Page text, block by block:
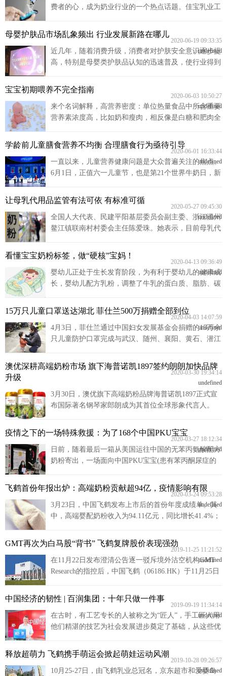
费者的心，成为奶业行业的一个热点话题。佳宝乳业工
求，佳宝物流300余辆冷链配送车辆满足省内各地乳制
品配送，保证省内3000余家超市门店的新鲜乳制品供应
需求。
母婴护肤品市场乱象频出 行业发展新路在哪儿
近几年，随着消费升级，消费者对护肤安全意识逐步提
高，特别是母婴类护肤品认知的迅速普及，使行业得到
统一标准，有不少母婴护肤品频被曝出含有荧光剂、重
金属超标、滥用激素抗生素等，给消费者带来诸多隐
忧。
undefined
2020-06-19 09:33:35
宝宝初期喂养不完全指南
来个名词解释，高营养密度：单位热量食品中所含重要
营养素浓度高，比如奶和瘦肉，相反像是白糖和肥肉全
是说，制作辅食的食材要选营养密度高的食物，哪些食
物满足这个要求呢，7-24月龄平衡膳食宝塔里找找看。
undefined
2020-06-03 10:50:27
学龄前儿童膳食营养不均衡 合理膳食行为亟待引导
一直以来，儿童营养健康问题是大众普遍关注的焦点。
6月1日，正值六一儿童节，也是第21个世界牛奶日，新
营养健康 提升乳制品科学认知”为主题，开展2020世界
牛奶日·关注儿童营养健康研讨会。
undefined
2020-06-01 16:33:44
让母乳代用品监管有法可依 有标准可循
全国人大代表、民建平阳基层委员会副主委、浙江温州
鳌江镇联南村村委会主任陈爱珠。她表示，目前母乳代
健全、监管责任落实不到位、监管部门权能分散等问
题。
undefined
2020-05-27 09:45:30
看懂宝宝奶粉标签，做“硬核”宝妈！
婴幼儿正处于生长发育阶段，为有利于婴幼儿的健康成
长，婴幼儿配方乳粉，调整了牛乳的蛋白质、脂肪、碳
分，综合起来有几十种营养素。
undefined
2020-04-13 09:36:49
15万只儿童口罩送达湖北 菲仕兰500万捐赠全部到位
4月3日，菲仕兰通过中国妇女发展基金会捐赠的15万余
只儿童防护口罩完成与武汉、随州、襄阳、黄石、潜江
北省早教托育协会等机构发放到位，用于帮助加强当地
儿童日常防护。
undefined
2020-04-03 14:07:59
澳优深耕高端奶粉市场 旗下海普诺凯1897签约朗朗加快品牌
升级
3月30日，澳优旗下高端奶粉品牌海普诺凯1897正式宣
布国际著名钢琴家郎朗成为其首位全球形象代言人。
undefined
2020-03-30 19:34:14
疫情之下的一场特殊救援：为了168个中国PKU宝宝
日前，随着最后一箱从美国运往中国的无苯丙氨酸配方
奶粉寄出，一场面向中国PKU宝宝(患有苯丙酮尿症的
前，新冠肺炎疫情在中国肆虐时，美赞臣中国接到来自
七色堇罕见病联盟的一条求助信息——受疫情下物流受
阻的影响，中国一批苯丙酮尿症宝宝正面临“断粮”危
机。
undefined
2020-03-27 18:12:34
飞鹤首份年报出炉：高端奶粉贡献超94亿，疫情影响有限
3月23日，中国飞鹤发布上市后的首份年度成绩单。其
中，高端婴配奶粉收入为94.11亿元，同比增长41.4%；
制品收入为6.05亿元，同比增长10%。
undefined
2020-03-24 09:53:28
GMT再次为白马股“背书” 飞鹤复牌股价表现强劲
在11月22日发布澄清公告逐一驳斥境外沽空机构GMT
Research的指控后，中国飞鹤（06186.HK）于11月25日
钟，公司股价最高涨至6.66港元，较停牌前收盘价6.28
港元上涨6.05%。截至发稿，中国飞鹤盘中最高达6.88
港元，涨幅9.55%。
undefined
2019-11-25 11:21:52
中国经济的韧性 | 百润集团：十年只做一件事
在古时，有工艺专长的人被称之为“匠人”，手工匠人用
他们精湛的技艺为社会发展进步奠定了基础，从这些优
匠精神”。
undefined
2019-09-19 11:34:14
释放超萌力 飞鹤携手萌运会掀起萌娃运动风潮
10月25-27日，由飞鹤乳业总冠名，京东超市和爱婴岛
undefined
2019-10-28 09:26:57